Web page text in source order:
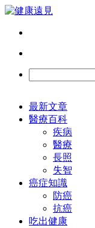
最新文章
醫療百科
疾病
醫療
長照
失智
癌症知識
防癌
抗癌
吃出健康